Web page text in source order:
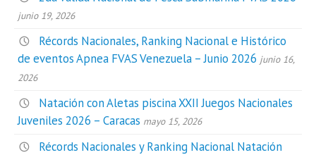
junio 19, 2026
Récords Nacionales, Ranking Nacional e Histórico
de eventos Apnea FVAS Venezuela – Junio 2026 junio 16,
2026
Natación con Aletas piscina XXII Juegos Nacionales
Juveniles 2026 – Caracas mayo 15, 2026
Récords Nacionales y Ranking Nacional Natación